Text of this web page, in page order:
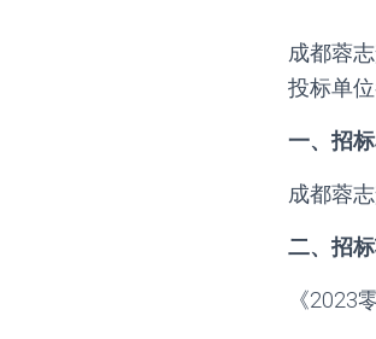
成都蓉
投标单
一、招
成都蓉
二、招标
《2023